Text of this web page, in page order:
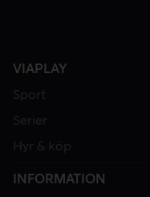
VIAPLAY
Sport
Serier
Hyr & köp
INFORMATION